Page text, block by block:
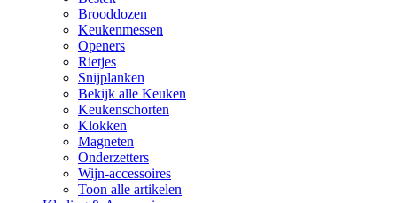
Brooddozen
Keukenmessen
Openers
Rietjes
Snijplanken
Bekijk alle Keuken
Keukenschorten
Klokken
Magneten
Onderzetters
Wijn-accessoires
Toon alle artikelen